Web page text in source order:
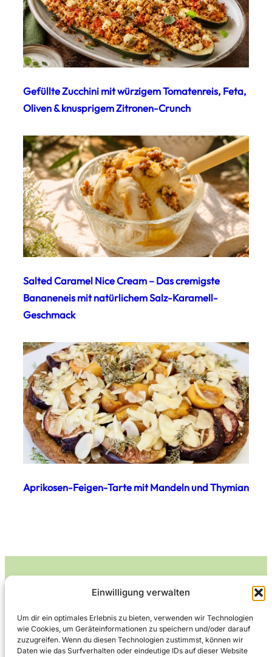
Einwilligung verwalten
Um dir ein optimales Erlebnis zu bieten, verwenden wir Technologien
wie Cookies, um Geräteinformationen zu speichern und/oder darauf
zuzugreifen. Wenn du diesen Technologien zustimmst, können wir
Daten wie das Surfverhalten oder eindeutige IDs auf dieser Website
Gefüllte Zucchini mit würzigem Tomatenreis, Feta,
Oliven & knusprigem Zitronen-Crunch
Salted Caramel Nice Cream – Das cremigste
Bananeneis mit natürlichem Salz-Karamell-
Geschmack
Aprikosen-Feigen-Tarte mit Mandeln und Thymian
Leckerlife
Lecker essen – gesund leben.